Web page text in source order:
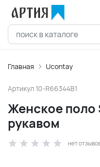
Главная Ucontay
Артикул 10-R66344B1
Женское поло
рукавом
нет